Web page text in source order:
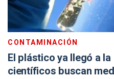
CONTAMINACIÓN
El plástico ya llegó a
científicos buscan